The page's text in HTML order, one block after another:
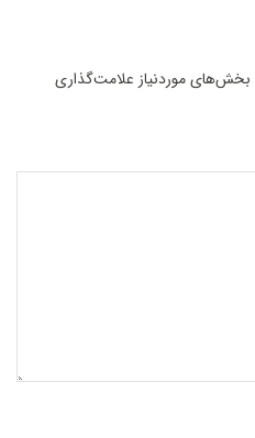
بخش‌های موردنیاز علامت‌گذاری